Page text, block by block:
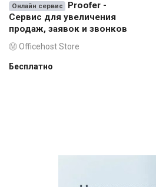
RUB (₽)
Онлайн сервис
Proofer -
Сервис для увеличения
продаж, заявок и звонков
Ⓜ Officehost Store
Бесплатно